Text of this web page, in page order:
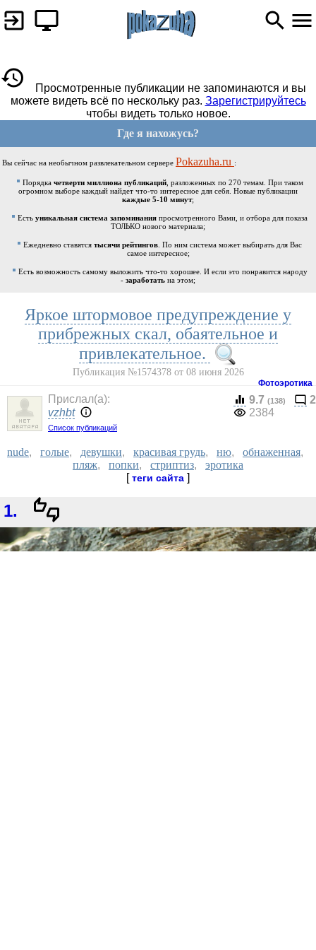
Просмотренные публикации не запоминаются и вы
можете видеть всё по нескольку раз. Зарегистрируйтесь
чтобы видеть только новое.
Где я нахожусь?
Вы сейчас на необычном развлекательном сервере Pokazuha.ru :
Порядка четверти миллиона публикаций, разложенных по 270 темам. При таком
огромном выборе каждый найдет что-то интересное для себя. Новые публикации
каждые 5-10 минут;
Есть уникальная система запоминания просмотренного Вами, и отбора для показа
ТОЛЬКО нового материала;
Ежедневно ставятся тысячи рейтингов . По ним система может выбирать для Вас
самое интересное;
Есть возможность самому выложить что-то хорошее. И если это понравится народу
- заработать на этом;
Яркое штормовое предупреждение у
прибрежных скал, обаятельное и
привлекательное.
Публикация №1574378 от 08 июня 2026
Фотоэротика
Прислал(a):
vzhbt
Список публикаций
9.7 (138)
2
2384
nude, голые, девушки, красивая грудь, ню, обнаженная,
пляж, попки, стриптиз, эротика
[теги сайта ]
1.